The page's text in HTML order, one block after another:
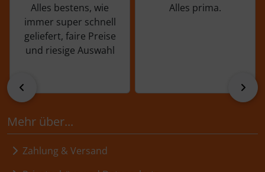
Alles bestens, wie
immer super schnell
geliefert, faire Preise
und riesige Auswahl
Alles prima.
vor
Mehr über...
Zahlung & Versand